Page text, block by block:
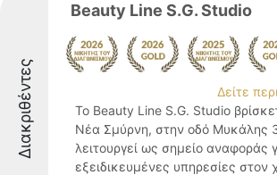
Διακριθέντες
Beauty Line S.G. Studio
Δείτε
Το Beauty Line S.G. Studio
Νέα Σμύρνη, στην οδό Μυκάλης
λειτουργεί ως σημείο αναφοράς
εξειδικευμένες υπηρεσίες στον